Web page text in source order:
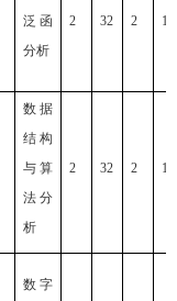
泛函
分析
2 32 2 1
数据
结构
与算
法分
析
2 32 2 1
数字